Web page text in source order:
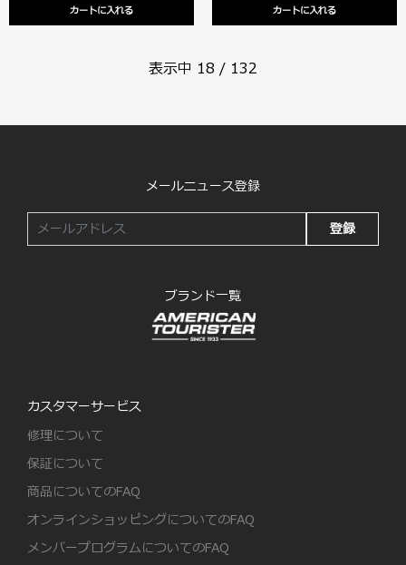
カートに入れる カートに入れる
表示中 18 / 132
メールニュース登録
登録
ブランド一覧
カスタマーサービス
修理について
保証について
商品についてのFAQ
オンラインショッピングについてのFAQ
メンバープログラムについてのFAQ